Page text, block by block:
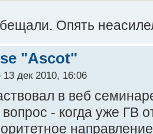
Опять
"Ascot"
13 дек 2010, 16:06
в веб
вопрос - когда уже ГВ